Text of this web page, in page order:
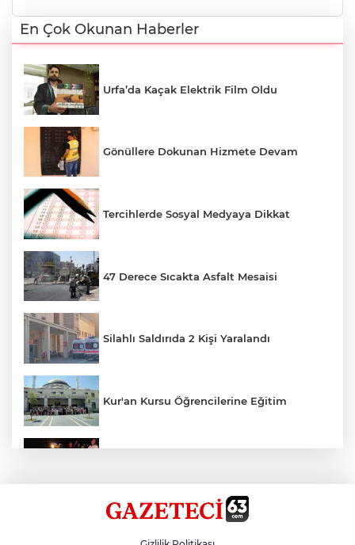
En Çok Okunan Haberler
Urfa’da Kaçak Elektrik Film Oldu
Gönüllere Dokunan Hizmete Devam
Tercihlerde Sosyal Medyaya Dikkat
47 Derece Sıcakta Asfalt Mesaisi
Silahlı Saldırıda 2 Kişi Yaralandı
Kur'an Kursu Öğrencilerine Eğitim
Siverek’te Mahmut Gülel Dönemi